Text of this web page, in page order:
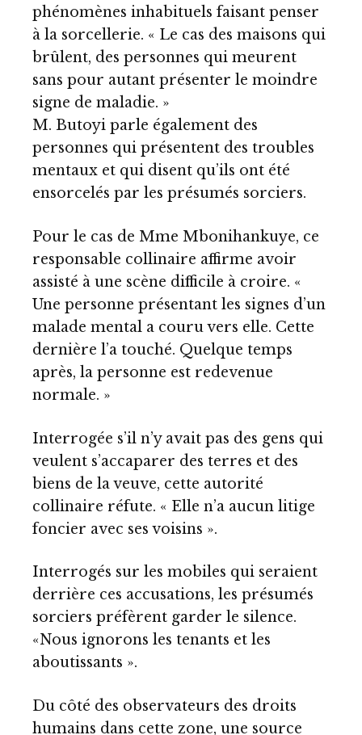
phénomènes inhabituels faisant penser
à la sorcellerie. « Le cas des maisons qui
brûlent, des personnes qui meurent
sans pour autant présenter le moindre
signe de maladie. »
M. Butoyi parle également des
personnes qui présentent des troubles
mentaux et qui disent qu’ils ont été
ensorcelés par les présumés sorciers.
Pour le cas de Mme Mbonihankuye, ce
responsable collinaire affirme avoir
assisté à une scène difficile à croire. «
Une personne présentant les signes d’un
malade mental a couru vers elle. Cette
dernière l’a touché. Quelque temps
après, la personne est redevenue
normale. »
Interrogée s’il n’y avait pas des gens qui
veulent s’accaparer des terres et des
biens de la veuve, cette autorité
collinaire réfute. « Elle n’a aucun litige
foncier avec ses voisins ».
Interrogés sur les mobiles qui seraient
derrière ces accusations, les présumés
sorciers préfèrent garder le silence.
«Nous ignorons les tenants et les
aboutissants ».
Du côté des observateurs des droits
humains dans cette zone, une source